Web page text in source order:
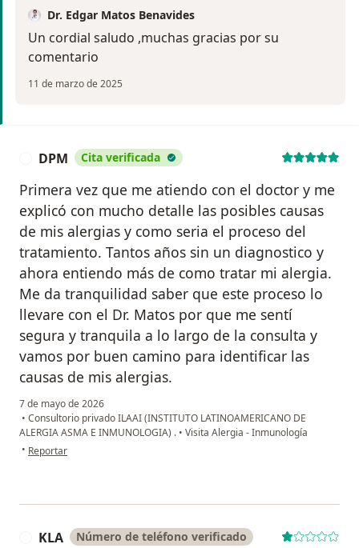
Dr. Edgar Matos Benavides
Un cordial saludo ,muchas gracias por su
comentario
11 de marzo de 2025
DPM Cita verificada
Primera vez que me atiendo con el doctor y me
explicó con mucho detalle las posibles causas
de mis alergias y como seria el proceso del
tratamiento. Tantos años sin un diagnostico y
ahora entiendo más de como tratar mi alergia.
Me da tranquilidad saber que este proceso lo
llevare con el Dr. Matos por que me sentí
segura y tranquila a lo largo de la consulta y
vamos por buen camino para identificar las
causas de mis alergias.
7 de mayo de 2026
• Consultorio privado ILAAI (INSTITUTO LATINOAMERICANO DE
ALERGIA ASMA E INMUNOLOGIA) . • Visita Alergia - Inmunología
• en opinión del usuario DPM
Reportar
KLA Número de teléfono verificado